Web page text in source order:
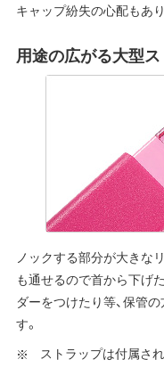
キャップ紛失の心配もあり
用途の広がる大型
ノックする部分が大きな
も通せるので首から下げ
ダーをつけたり等、保管
す。
ストラップは付属さ